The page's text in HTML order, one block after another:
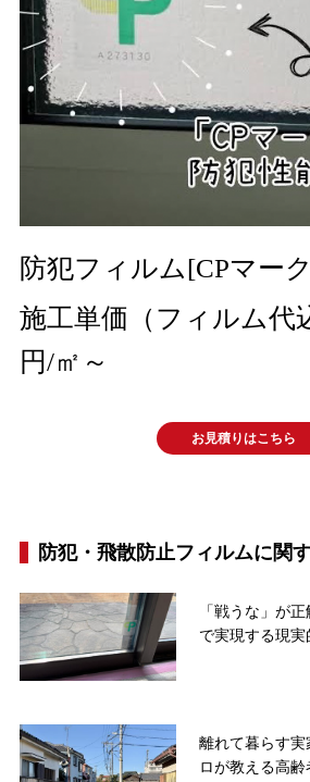
防犯フィルム[CPマー
施工単価 （フィルム代
円/㎡～
お見積りはこちら
防犯・飛散防止フィルムに関
「戦うな」が
で実現する現
離れて暮らす
ロが教える高